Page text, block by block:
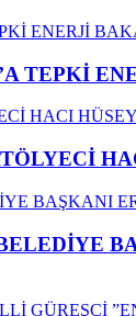
TEPKİ